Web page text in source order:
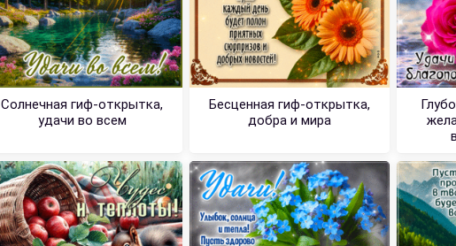
Солнечная гиф-открытка,
удачи во всем
Бесценная гиф-открытка,
добра и мира